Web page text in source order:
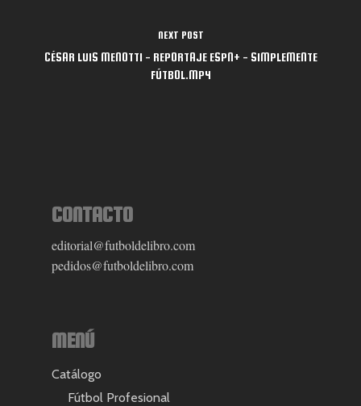
NEXT POST
CÉSAR LUIS MENOTTI - REPORTAJE ESPN+ - SIMPLEMENTE
FÚTBOL.MP4
CONTACTO
editorial@futboldelibro.com
pedidos@futboldelibro.com
MENÚ
Catálogo
Fútbol Profesional